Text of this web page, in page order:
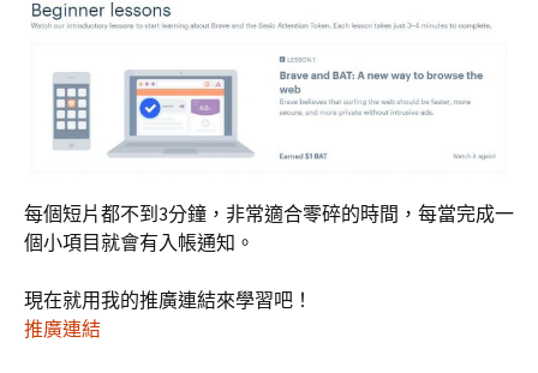
每個短片都不到3分鐘，非常適合零碎的時間，每當完成一
個小項目就會有入帳通知。
現在就用我的推廣連結來學習吧！
推廣連結